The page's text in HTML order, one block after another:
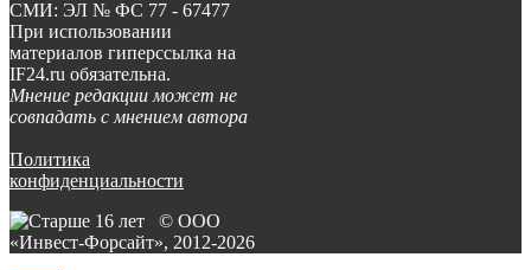
СМИ: ЭЛ № ФС 77 - 67477
При использовании
материалов гиперссылка на
IF24.ru обязательна.
Мнение редакции может не
совпадать с мнением автора
Политика
конфиденциальности
© ООО
«Инвест-Форсайт», 2012-2026